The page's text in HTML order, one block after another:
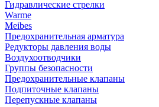
Гидравлические стрелки
Warme
Meibes
Предохранительная арматура
Редукторы давления воды
Воздухоотводчики
Группы безопасности
Предохранительные клапаны
Подпиточные клапаны
Перепускные клапаны